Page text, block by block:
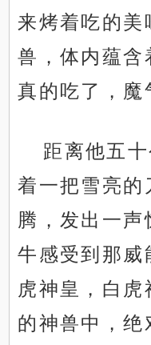
来烤着吃的美
兽，体内蕴含
真的吃了，魔
距离他五
着一把雪亮的
腾，发出一声
牛感受到那威
虎神皇，白
的神兽中，绝